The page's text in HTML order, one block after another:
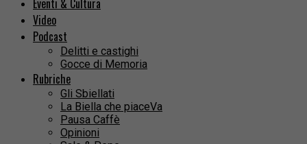
Eventi & Cultura
Video
Podcast
Delitti e castighi
Gocce di Memoria
Rubriche
Gli Sbiellati
La Biella che piaceVa
Pausa Caffè
Opinioni